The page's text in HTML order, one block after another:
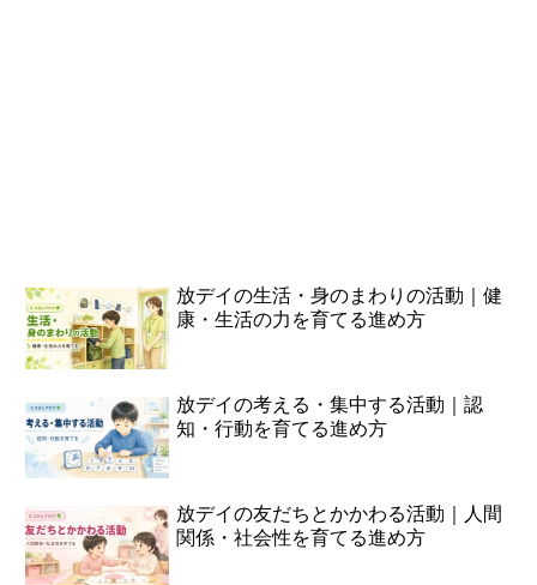
放デイの生活・身のまわりの活動｜健
康・生活の力を育てる進め方
放デイの考える・集中する活動｜認
知・行動を育てる進め方
放デイの友だちとかかわる活動｜人間
関係・社会性を育てる進め方